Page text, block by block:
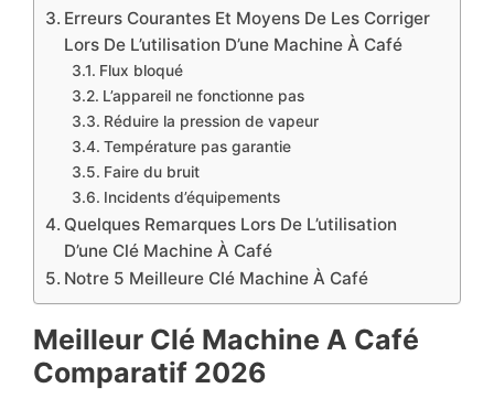
Erreurs Courantes Et Moyens De Les Corriger
Lors De L’utilisation D’une Machine À Café
Flux bloqué
L’appareil ne fonctionne pas
Réduire la pression de vapeur
Température pas garantie
Faire du bruit
Incidents d’équipements
Quelques Remarques Lors De L’utilisation
D’une Clé Machine À Café
Notre 5 Meilleure Clé Machine À Café
Meilleur Clé Machine A Café
Comparatif 2026